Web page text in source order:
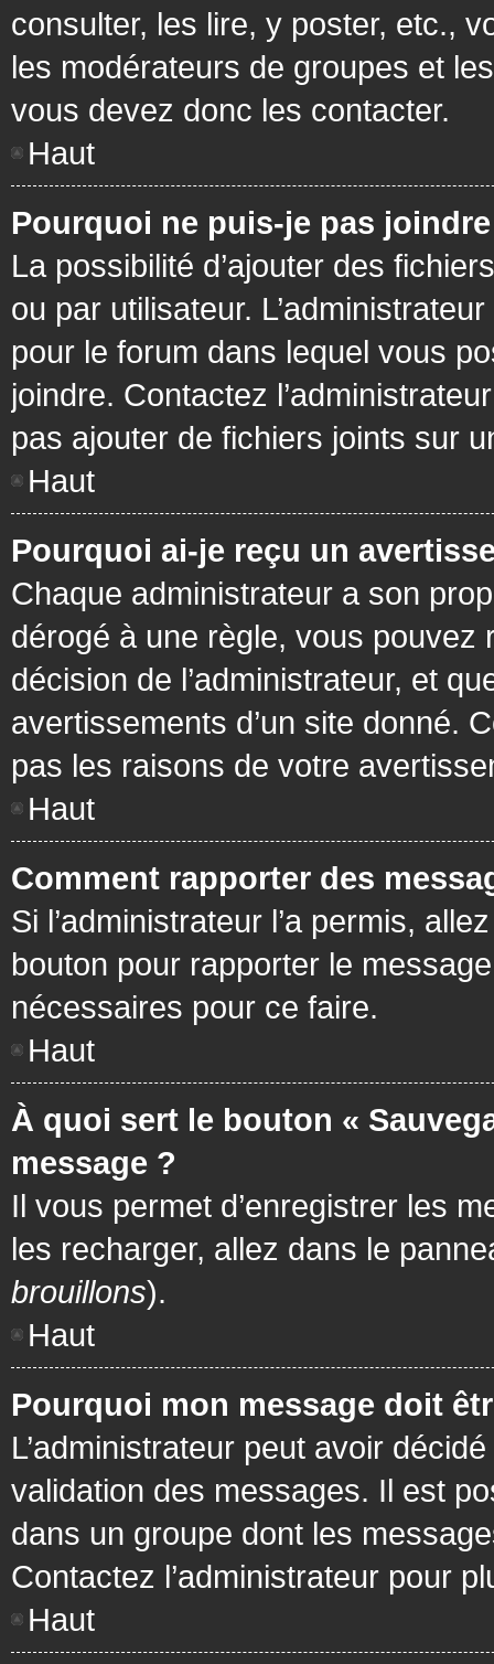
consulter, les lire, y poster, etc.,
les modérateurs de groupes et
vous devez donc les contacter.
Haut
Pourquoi ne puis-je pas
La possibilité d’ajouter des
ou par utilisateur.
pour le forum dans lequel vous
joindre. Contactez
pas ajouter de fichiers joints sur
Haut
Pourquoi ai-je reçu un
Chaque administrateur a son
dérogé à une règle, vous pouvez
décision de l’administrateur, et
avertissements d’un site donné.
pas les raisons de votre
Haut
Comment rapporter des
Si l’administrateur l’a permis,
bouton pour rapporter le
nécessaires pour ce faire.
Haut
À quoi sert le bouton «
message ?
Il vous permet d’enregistrer les
les recharger, allez dans le
brouillons).
Haut
Pourquoi mon message doit
L’administrateur peut avoir
validation des messages. Il est
dans un groupe dont les
Contactez l’administrateur pour
Haut